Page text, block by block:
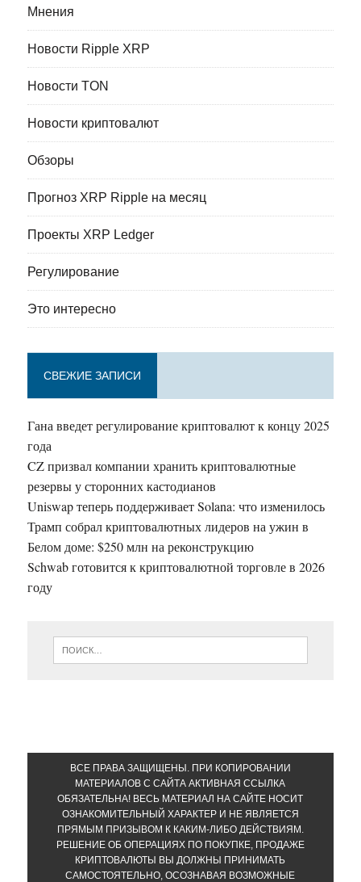
Мнения
Новости Ripple XRP
Новости TON
Новости криптовалют
Обзоры
Прогноз XRP Ripple на месяц
Проекты XRP Ledger
Регулирование
Это интересно
СВЕЖИЕ ЗАПИСИ
Гана введет регулирование криптовалют к концу 2025
года
CZ призвал компании хранить криптовалютные
резервы у сторонних кастодианов
Uniswap теперь поддерживает Solana: что изменилось
Трамп собрал криптовалютных лидеров на ужин в
Белом доме: $250 млн на реконструкцию
Schwab готовится к криптовалютной торговле в 2026
году
ВСЕ ПРАВА ЗАЩИЩЕНЫ. ПРИ КОПИРОВАНИИ
МАТЕРИАЛОВ С САЙТА АКТИВНАЯ ССЫЛКА
ОБЯЗАТЕЛЬНА! ВЕСЬ МАТЕРИАЛ НА САЙТЕ НОСИТ
ОЗНАКОМИТЕЛЬНЫЙ ХАРАКТЕР И НЕ ЯВЛЯЕТСЯ
ПРЯМЫМ ПРИЗЫВОМ К КАКИМ-ЛИБО ДЕЙСТВИЯМ.
РЕШЕНИЕ ОБ ОПЕРАЦИЯХ ПО ПОКУПКЕ, ПРОДАЖЕ
КРИПТОВАЛЮТЫ ВЫ ДОЛЖНЫ ПРИНИМАТЬ
САМОСТОЯТЕЛЬНО, ОСОЗНАВАЯ ВОЗМОЖНЫЕ